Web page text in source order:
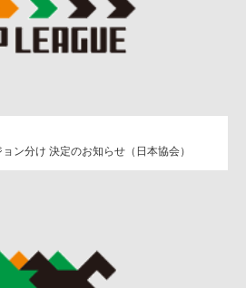
ン分け 決定のお知らせ（日本協会）